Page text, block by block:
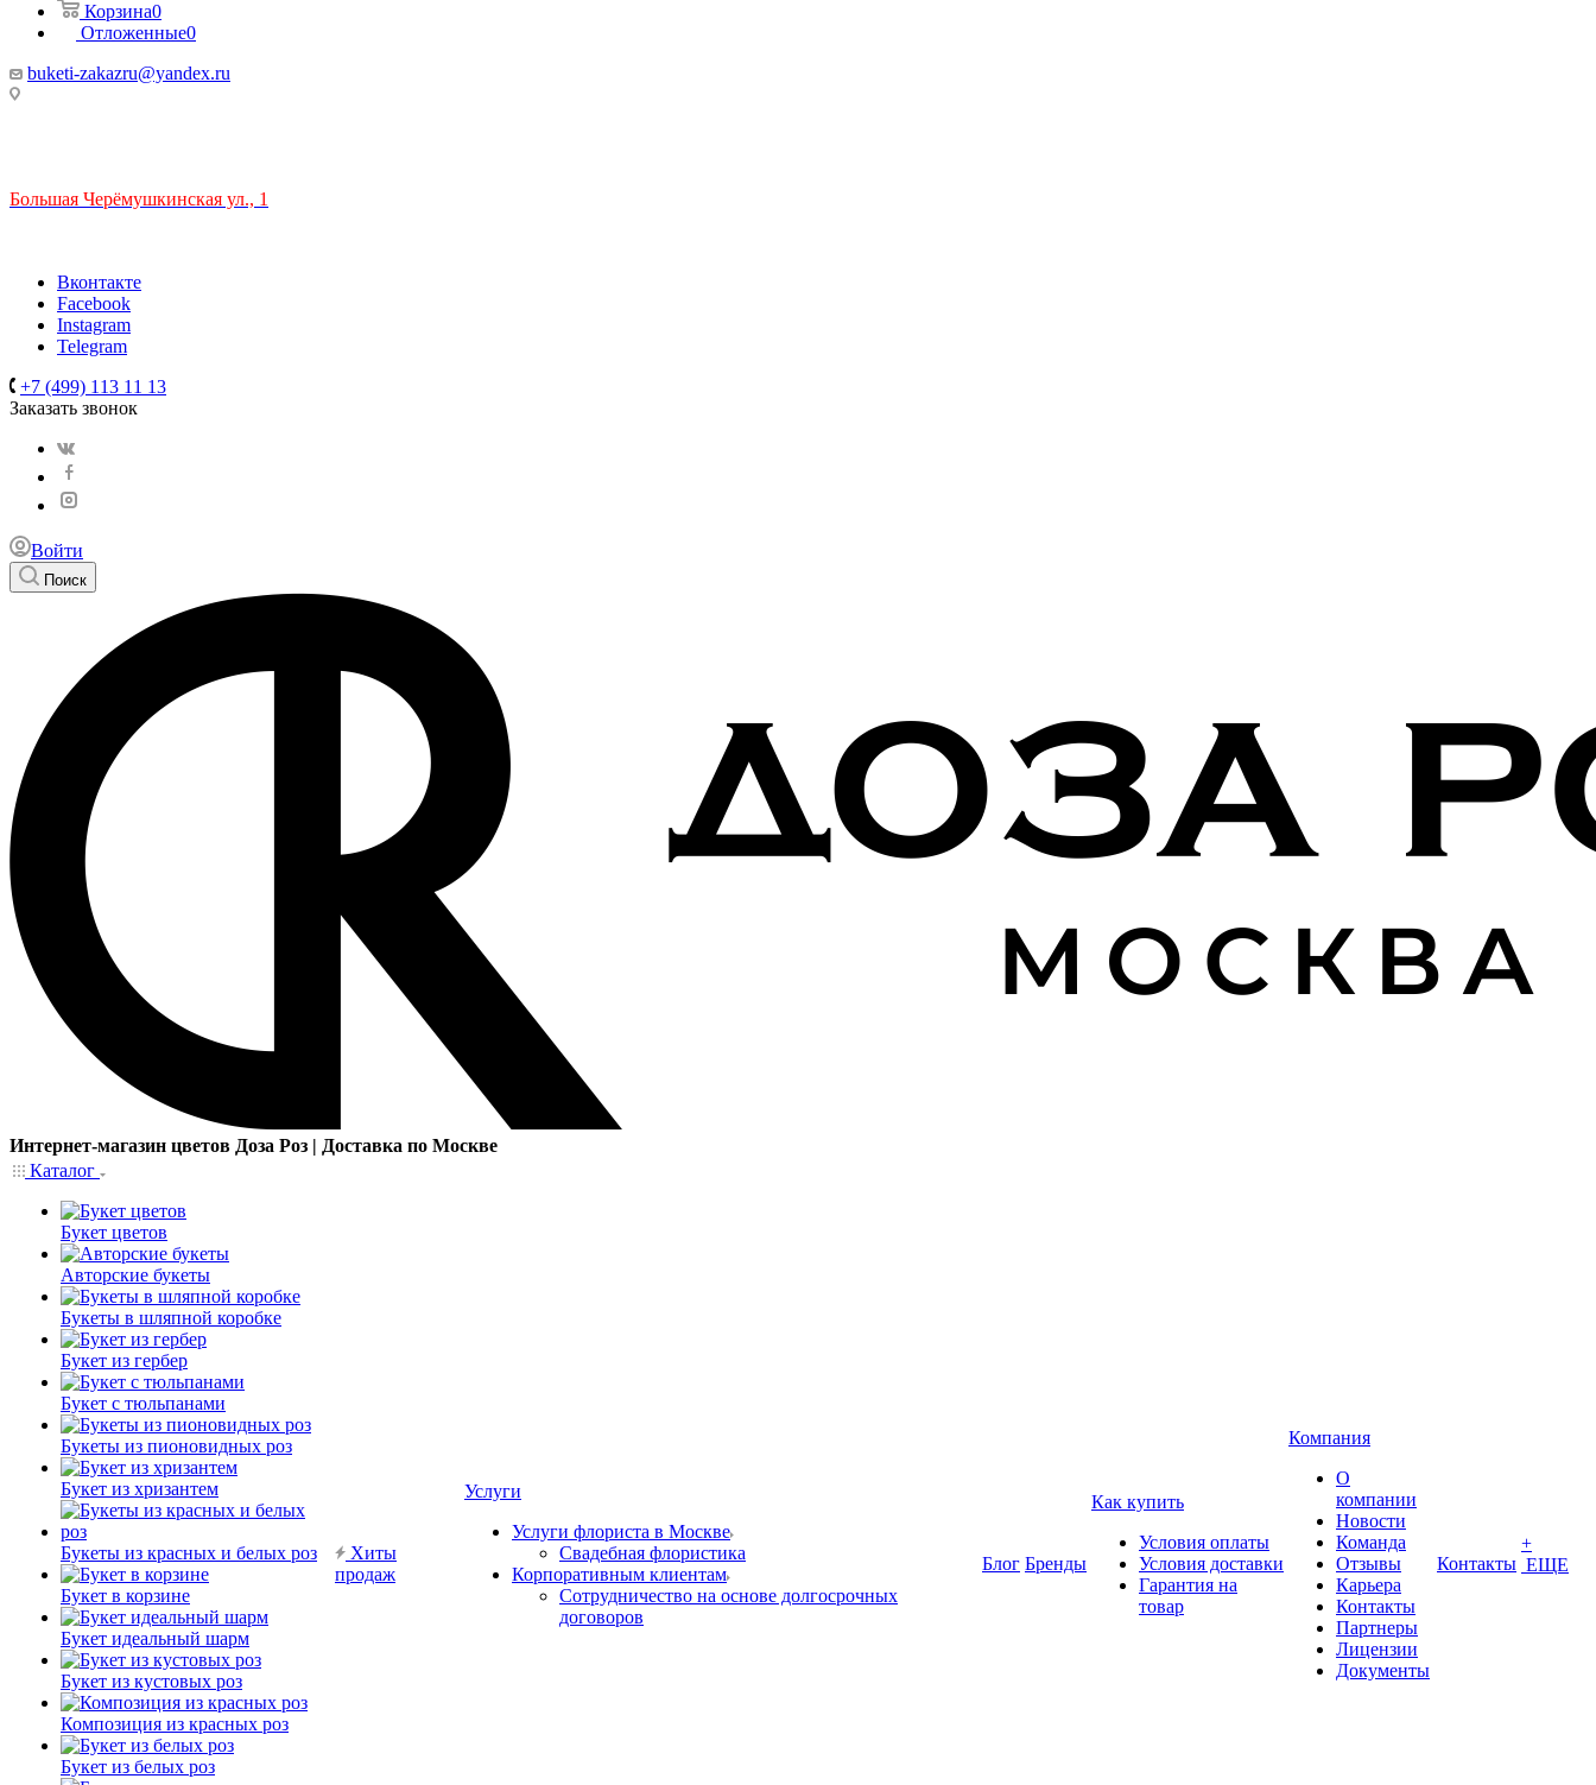
Корзина0
Отложенные0
buketi-zakazru@yandex.ru
Большая Черёмушкинская ул., 1
Вконтакте
Facebook
Instagram
Telegram
+7 (499) 113 11 13
Заказать звонок
Войти
Поиск
Интернет-магазин цветов Доза Роз | Доставка по Москве
Каталог
Букет цветов
Авторские букеты
Букеты в шляпной коробке
Букет из гербер
Букет с тюльпанами
Букеты из пионовидных роз
Букет из хризантем
Букеты из красных и белых роз
Букет в корзине
Букет идеальный шарм
Букет из кустовых роз
Композиция из красных роз
Букет из белых роз
Хиты
продаж
Услуги
Услуги флориста в Москве
Свадебная флористика
Корпоративным клиентам
Сотрудничество на основе долгосрочных
договоров
Блог Бренды
Как купить
Условия оплаты
Условия доставки
Гарантия на
товар
Компания
О
компании
Новости
Команда
Отзывы
Карьера
Контакты
Партнеры
Лицензии
Документы
Контакты
+
ЕЩЕ